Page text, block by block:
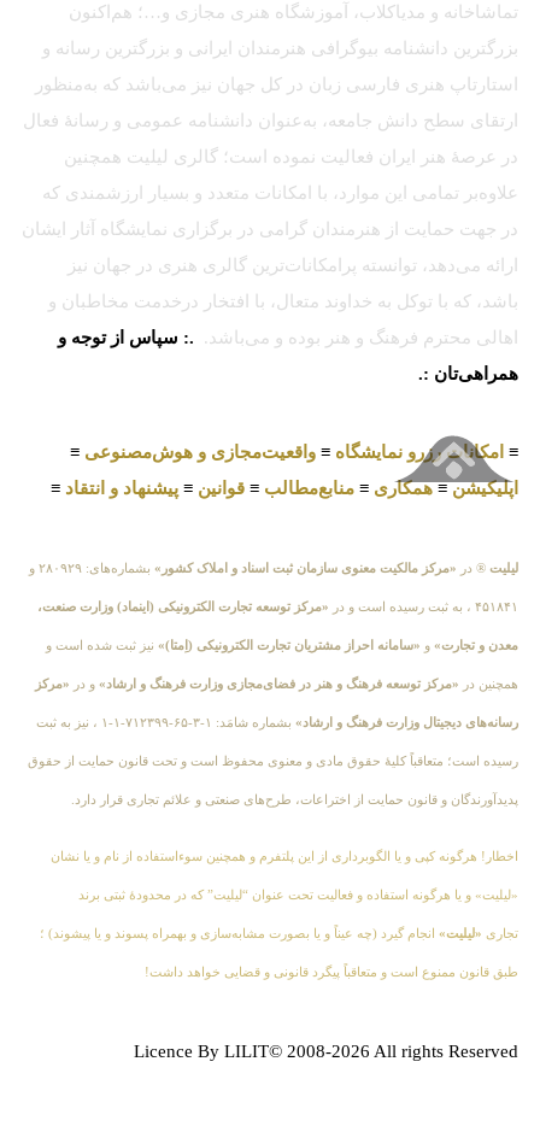
تماشاخانه و مدیاکلاب، آموزشگاه هنری مجازی و…؛ هم‌اکنون
بزرگترین دانشنامه بیوگرافی هنرمندان ایرانی و بزرگترین رسانه و
استارتاپ هنری فارسی زبان در کل جهان نیز می‌باشد که به‌منظور
ارتقای سطح دانش جامعه، به‌عنوان دانشنامه عمومی و رسانهٔ فعال
در عرصهٔ هنر ایران فعالیت نموده است؛ گالری لیلیت همچنین
علاوه‌بر تمامی این موارد، با امکانات متعدد و بسیار ارزشمندی که
در جهت حمایت از هنرمندان گرامی در برگزاری نمایشگاه آثار ایشان
ارائه می‌دهد، توانسته پرامکانات‌ترین گالری هنری در جهان نیز
باشد، که با توکل به خداوند متعال، با افتخار درخدمت مخاطبان و
اهالی محترم فرهنگ و هنر بوده و می‌باشد. .: سپاس از توجه و
همراهی‌تان :.
≡ امکانات رزرو نمایشگاه ≡ واقعیت‌مجازی و هوش‌مصنوعی ≡
اپلیکیشن≡همکاری ≡ منابع‌مطالب ≡ قوانین ≡ پیشنهاد و انتقاد ≡
لیلیت ® در «مرکز مالکیت معنوی سازمان ثبت اسناد و املاک کشور» بشماره‌های: ۲۸۰۹۲۹ و
۴۵۱۸۴۱ ، به ثبت رسیده است و در «مرکز توسعه تجارت الکترونیکی (اینماد) وزارت صنعت،
معدن و تجارت» و «سامانه احراز مشتریان تجارت الکترونیکی (اِمتا)» نیز ثبت شده است و
همچنین در «مرکز توسعه فرهنگ و هنر در فضای‌مجازی وزارت فرهنگ و ارشاد» و در «مرکز
رسانه‌های دیجیتال وزارت فرهنگ و ارشاد» بشماره شامَد: ۱-۳-۶۵-۷۱۲۳۹۹-۱-۱ ، نیز به ثبت
رسیده است؛ متعاقباً کلیهٔ حقوق مادی و معنوی محفوظ است و تحت قانون حمایت از حقوق
پدیدآورندگان و قانون حمایت از اختراعات، طرح‌های صنعتی و علائم تجاری قرار دارد.
اخطار! هرگونه کپی و یا الگوبرداری از این پلتفرم و همچنین سوءاستفاده از نام و یا نشان
«لیلیت» و یا هرگونه استفاده و فعالیت تحت عنوان “لیلیت” که در محدودهٔ ثبتی برند
تجاری «لیلیت» انجام گیرد (چه عیناً و یا بصورت مشابه‌سازی و بهمراه پسوند و یا پیشوند) ؛
طبق قانون ممنوع است و متعاقباً پیگرد قانونی و قضایی خواهد داشت!
Licence By LILIT© 2008-2026 All rights Reserved